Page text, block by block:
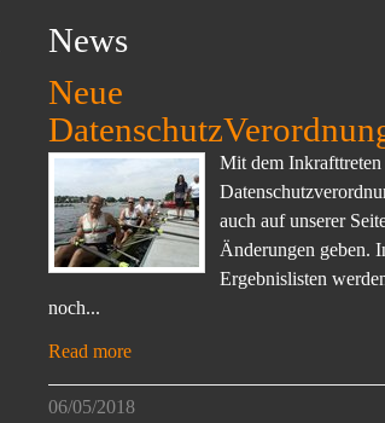
News
Neue
Mit dem
auch auf unserer
Änderungen geben.
Ergebnislisten
noch...
Read more
06/05/2018